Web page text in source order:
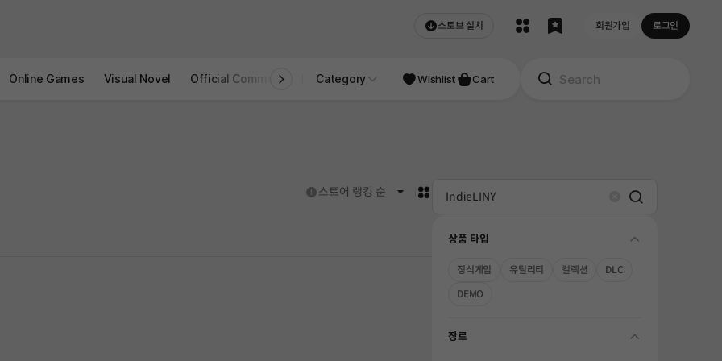
스토브 설치 회원가입 로그인
Online Games Visual Novel Official Community STOVE INDIE Studio
Category Wishlist Cart
도움말
스토어 랭킹 순 카드형 ClearSearch
상품 타입 folding
정식게임 유틸리티 컬렉션
DLC
DEMO
장르 folding